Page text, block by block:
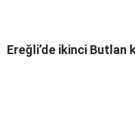
Ereğli’de ikinci Butlan